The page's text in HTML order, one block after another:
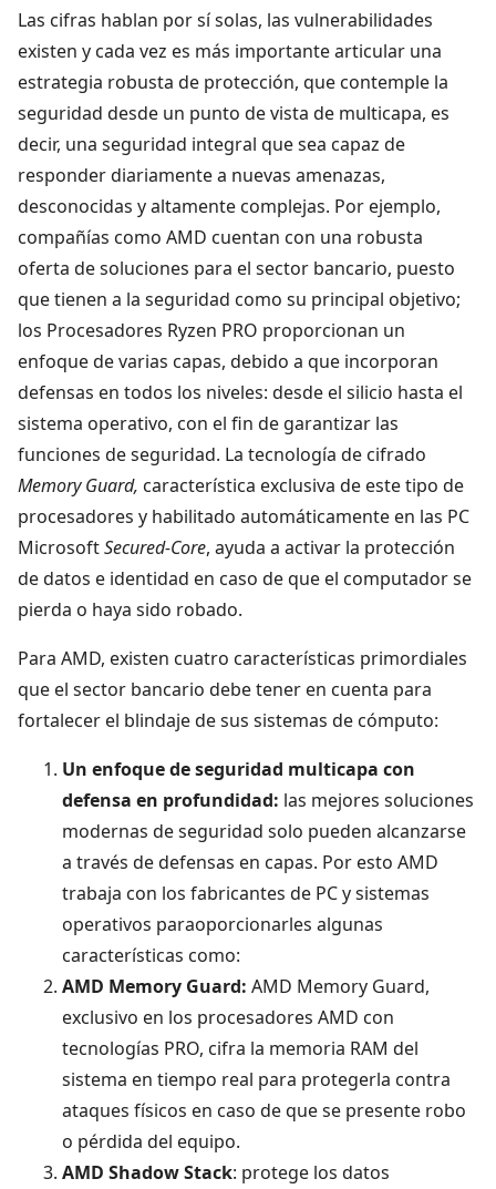
Las cifras hablan por sí solas, las vulnerabilidades
existen y cada vez es más importante articular una
estrategia robusta de protección, que contemple la
seguridad desde un punto de vista de multicapa, es
decir, una seguridad integral que sea capaz de
responder diariamente a nuevas amenazas,
desconocidas y altamente complejas. Por ejemplo,
compañías como AMD cuentan con una robusta
oferta de soluciones para el sector bancario, puesto
que tienen a la seguridad como su principal objetivo;
los Procesadores Ryzen PRO proporcionan un
enfoque de varias capas, debido a que incorporan
defensas en todos los niveles: desde el silicio hasta el
sistema operativo, con el fin de garantizar las
funciones de seguridad. La tecnología de cifrado
Memory Guard, característica exclusiva de este tipo de
procesadores y habilitado automáticamente en las PC
MicrosoftSecured-Core, ayuda a activar la protección
de datos e identidad en caso de que el computador se
pierda o haya sido robado.
Para AMD, existen cuatro características primordiales
que el sector bancario debe tener en cuenta para
fortalecer el blindaje de sus sistemas de cómputo:
Un enfoque de seguridad multicapa con
defensa en profundidad: las mejores soluciones
modernas de seguridad solo pueden alcanzarse
a través de defensas en capas. Por esto AMD
trabaja con los fabricantes de PC y sistemas
operativos paraoporcionarles algunas
características como:
AMD Memory Guard: AMD Memory Guard,
exclusivo en los procesadores AMD con
tecnologías PRO, cifra la memoria RAM del
sistema en tiempo real para protegerla contra
ataques físicos en caso de que se presente robo
o pérdida del equipo.
AMD Shadow Stack: protege los datos